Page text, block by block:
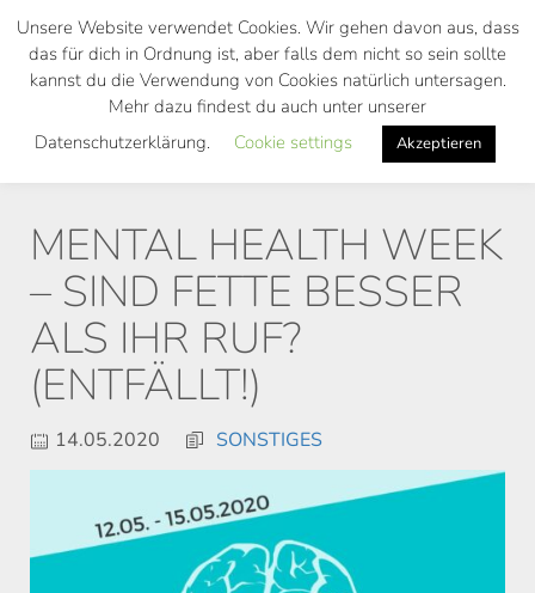
Skip
main
MENTAL HEALTH WEEK
– SIND FETTE BESSER
ALS IHR RUF?
(ENTFÄLLT!)
14.05.2020 SONSTIGES
Unsere Website verwendet Cookies. Wir gehen davon aus, dass
das für dich in Ordnung ist, aber falls dem nicht so sein sollte
kannst du die Verwendung von Cookies natürlich untersagen.
Mehr dazu findest du auch unter unserer
Datenschutzerklärung.
Cookie settings Akzeptieren